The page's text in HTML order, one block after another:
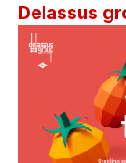
Delassus